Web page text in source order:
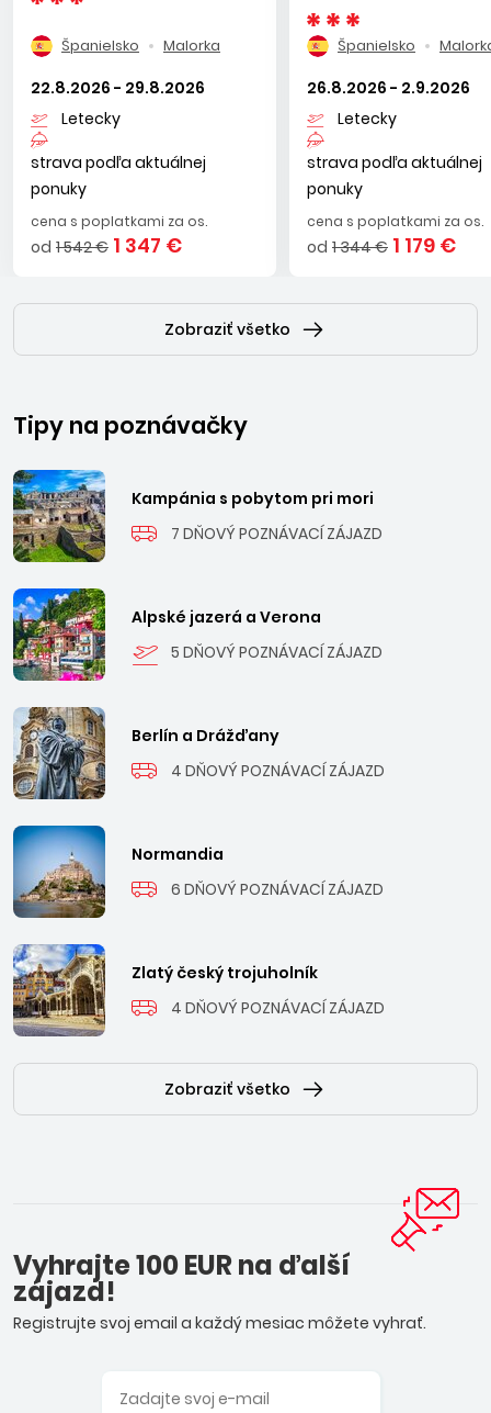
Španielsko Malorka
22.8.2026 - 29.8.2026
Letecky
strava podľa aktuálnej
ponuky
cena s poplatkami za os.
od 1 542 € 1 347 €
Španielsko
26.8.2026 - 2.9.2026
Letecky
strava podľa aktuálnej
ponuky
cena s poplatkami za os.
od 1 344 € 1 179 €
Zobraziť všetko
Tipy na poznávačky
Kampánia s pobytom pri mori
7 DŇOVÝ POZNÁVACÍ ZÁJAZD
Alpské jazerá a Verona
5 DŇOVÝ POZNÁVACÍ ZÁJAZD
Berlín a Drážďany
4 DŇOVÝ POZNÁVACÍ ZÁJAZD
Normandia
6 DŇOVÝ POZNÁVACÍ ZÁJAZD
Zlatý český trojuholník
4 DŇOVÝ POZNÁVACÍ ZÁJAZD
Zobraziť všetko
Vyhrajte 100 EUR na ďalší
zájazd!
Registrujte svoj email a každý mesiac môžete vyhrať.